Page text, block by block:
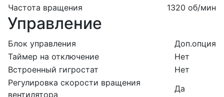
Частота вращения
1320 об/мин
Управление
Блок управления
Доп.опция
Таймер на отключение
Нет
Встроенный гигростат
Нет
Регулировка скорости вращения
вентилятора
Да